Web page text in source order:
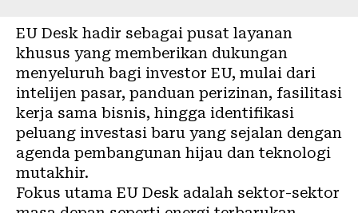
EU Desk hadir sebagai pusat layanan
khusus yang memberikan dukungan
menyeluruh bagi investor EU, mulai dari
intelijen pasar, panduan perizinan, fasilitasi
kerja sama bisnis, hingga identifikasi
peluang investasi baru yang sejalan dengan
agenda pembangunan hijau dan teknologi
mutakhir.
Fokus utama EU Desk adalah sektor-sektor